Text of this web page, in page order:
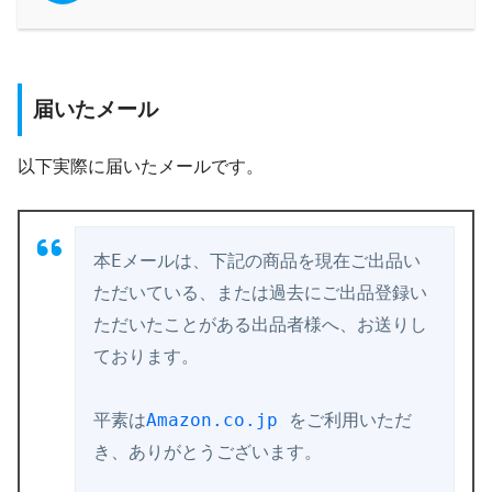
届いたメール
以下実際に届いたメールです。
本Eメールは、下記の商品を現在ご出品い
ただいている、
または過去にご出品登録い
ただいたことがある出品者様へ、 お送りし
ております。
平素はAmazon.co.jp をご利用いただ
き、ありがとうございます。